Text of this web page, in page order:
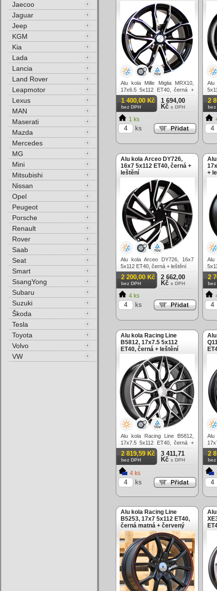
Alu kola Mille Miglia MRX10,
17x6.5 5x112 ET40, černá +
leštění
1 400,00 Kč
bez DPH
1 694,00
Kč s DPH
1 ks
ks
2
bez
Alu kola Arceo DY726,
16x7 5x112 ET40, černá +
leštění
Alu kola Arceo DY726, 16x7
5x112 ET40, černá + leštění
2 200,00 Kč
bez DPH
2 662,00
Kč s DPH
4 ks
ks
+
Alu
2
bez
Alu kola Racing Line
B5812, 17x7.5 5x112
ET40, černá + leštění
Alu kola Racing Line B5812,
17x7.5 5x112 ET40, černá +
leštění
2 819,59 Kč
bez DPH
3 411,71
Kč s DPH
4 ks
ks
Alu
2
bez
Alu kola Racing Line
B5253, 17x7 5x112 ET40,
černá matná + červený
límec
Jaecoo
Jaguar
Jeep
KGM
Kia
Lada
Lancia
Land Rover
Leapmotor
Lexus
MAN
Maserati
Mazda
Mercedes
MG
Mini
Mitsubishi
Nissan
Opel
Peugeot
Porsche
Renault
Rover
Saab
Seat
Smart
SsangYong
Subaru
Suzuki
Škoda
Tesla
Toyota
Volvo
VW